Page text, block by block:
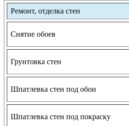
Ремонт, отделка стен
Снятие обоев
Грунтовка стен
Шпатлевка стен под обои
Шпатлевка стен под покраску